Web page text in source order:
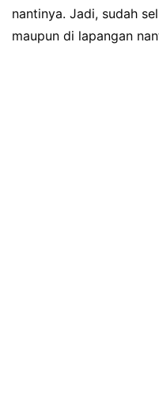
nantinya. Jadi, sudah
maupun di lapangan